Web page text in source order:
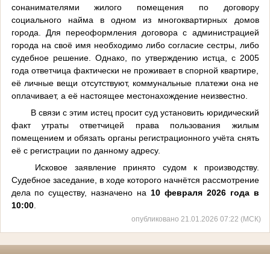
сонанимателями жилого помещения по договору
социального найма в одном из многоквартирных домов
города. Для переоформления договора с администрацией
города на своё имя необходимо либо согласие сестры, либо
судебное решение. Однако, по утверждению истца, с 2005
года ответчица фактически не проживает в спорной квартире,
её личные вещи отсутствуют, коммунальные платежи она не
оплачивает, а её настоящее местонахождение неизвестно.
В связи с этим истец просит суд установить юридический
факт утраты ответчицей права пользования жилым
помещением и обязать органы регистрационного учёта снять
её с регистрации по данному адресу.
Исковое заявление принято судом к производству.
Судебное заседание, в ходе которого начнётся рассмотрение
дела по существу, назначено на 10 февраля 2026 года в
10:00.
опубликовано 21.01.2026 07:22 (МСК)